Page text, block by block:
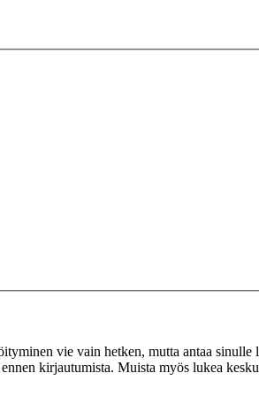
vie vain hetken, mutta antaa
kirjautumista. Muista myös lukea